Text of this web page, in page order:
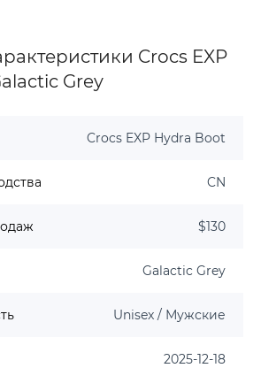
Crocs EXP
Grey
Crocs EXP Hydra Boot
CN
$130
Galactic Grey
Unisex / Мужские
2025-12-18